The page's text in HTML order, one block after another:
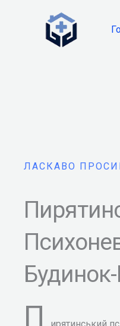
ЛАСКАВО
Будинок-
П